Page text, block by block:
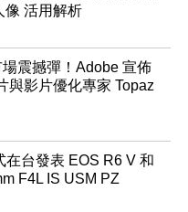
像 活用解析
震撼彈！Adobe 宣佈
與影片優化專家 Topaz
在台發表 EOS R6 V 和
F4L IS USM PZ